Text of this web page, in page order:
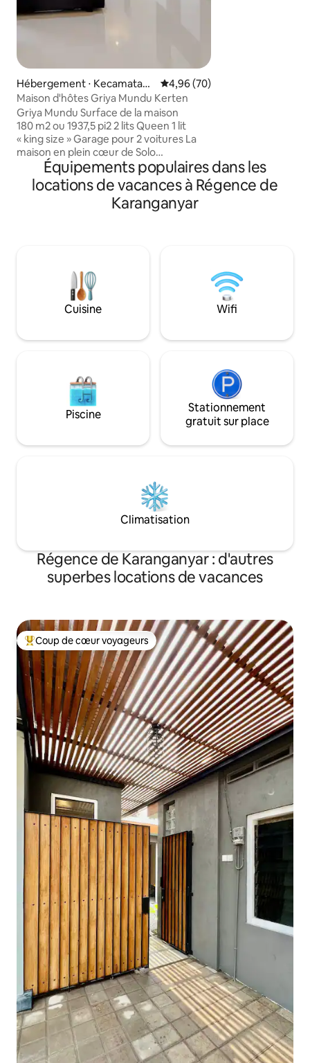
Hébergement ⋅ Kecamatan
Laweyan
Évaluation moyenne sur la
4,96 (70)
Maison d'hôtes Griya Mundu Kerten
Griya Mundu Surface de la maison
180 m2 ou 1937,5 pi2 2 lits Queen 1 lit
« king size » Garage pour 2 voitures La
maison en plein cœur de Solo
Installations : 1. Télévision 50 pouces
(Netflix inclus) 2. Climatisation dans
chaque pièce 3. Chauffe-eau 4. Wifii 5.
Sèche-cheveux 6. Cuisine standard de
la gare de Balapan. 3. À 5 minutes du
Sriwedari ou du stade Manahan 4. À 10
minutes de la mosquée Sheikh Zayed
Équipements populaires dans les
locations de vacances à Régence de
Karanganyar
Cuisine Wifi
Piscine
Stationnement
gratuit sur place
Climatisation
Régence de Karanganyar : d'autres
superbes locations de vacances
Coups de cœur voyageurs les plus appréciés
Coup de cœur voyageurs